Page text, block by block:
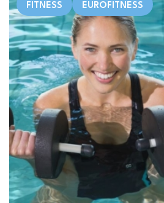
FITNESS EUROFITNESS